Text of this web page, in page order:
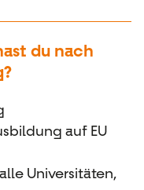
du nach
auf EU
Universitäten,